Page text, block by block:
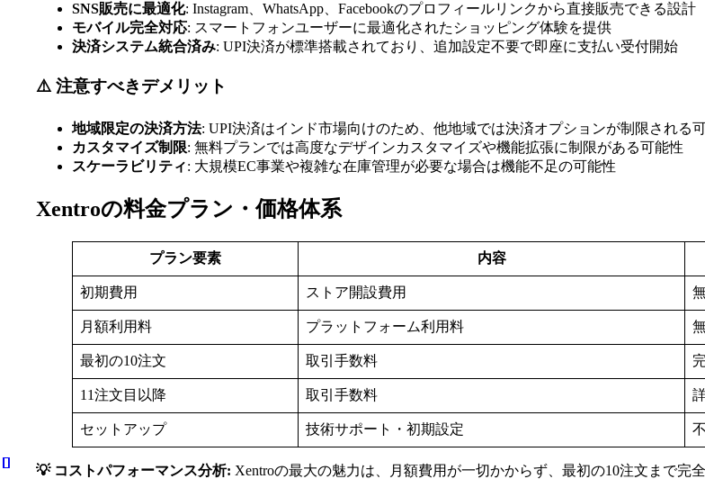
SNS販売に最適化: Instagram、WhatsApp、Facebookのプロフィールリンクから直接販売できる設計
モバイル完全対応: スマートフォンユーザーに最適化されたショッピング体験を提供
決済システム統合済み: UPI決済が標準搭載されており、追加設定不要で即座に支払い受付開始
⚠️ 注意すべきデメリット
地域限定の決済方法: UPI決済はインド市場向けのため、他地域では決済オプションが制限される
カスタマイズ制限: 無料プランでは高度なデザインカスタマイズや機能拡張に制限がある可能性
スケーラビリティ: 大規模EC事業や複雑な在庫管理が必要な場合は機能不足の可能性
Xentroの料金プラン・価格体系
プラン要素 内容
初期費用 ストア開設費用
月額利用料 プラットフォーム利用料
最初の10注文 取引手数料
11注文目以降 取引手数料
セットアップ 技術サポート・初期設定
💡 コストパフォーマンス分析: Xentroの最大の魅力は、月額費用が一切かからず、最初の10注文まで完